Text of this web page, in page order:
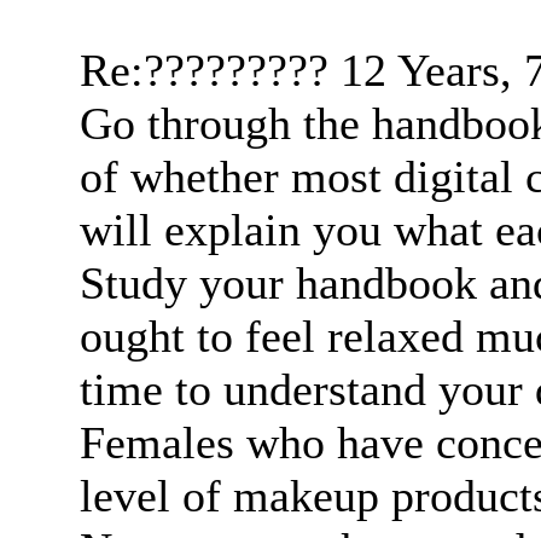
Re:????????? 12 Years,
Go through the
of whether most digital
will explain you what
Study your handbook
ought to feel relaxed
time to understand
Females who have
level of makeup